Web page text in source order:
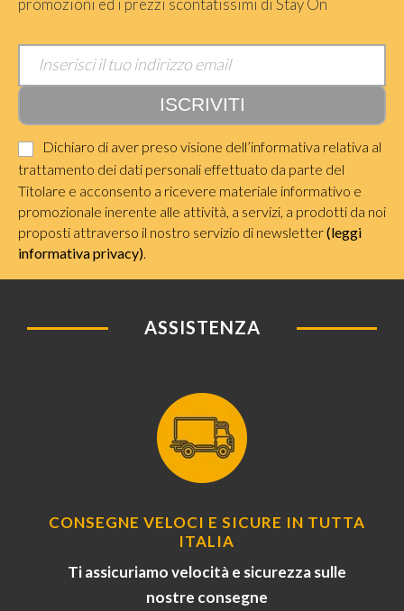
promozioni ed i prezzi scontatissimi di Stay On
Dichiaro di aver preso visione dell’informativa relativa al
trattamento dei dati personali effettuato da parte del
Titolare e acconsento a ricevere materiale informativo e
promozionale inerente alle attività, a servizi, a prodotti da noi
proposti attraverso il nostro servizio di newsletter(leggi
informativa privacy).
ASSISTENZA
CONSEGNE VELOCI E SICURE IN TUTTA
ITALIA
Ti assicuriamo velocità e sicurezza sulle
nostre consegne